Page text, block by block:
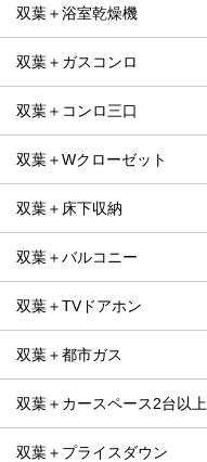
双葉＋浴室乾燥機
双葉＋ガスコンロ
双葉＋コンロ三口
双葉＋Wクローゼット
双葉＋床下収納
双葉＋バルコニー
双葉＋TVドアホン
双葉＋都市ガス
双葉＋カースペース2台以上
双葉＋プライスダウン